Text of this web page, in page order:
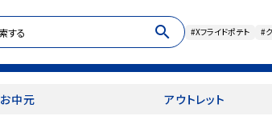
search #Xフライドポテト #
お中元 アウトレット